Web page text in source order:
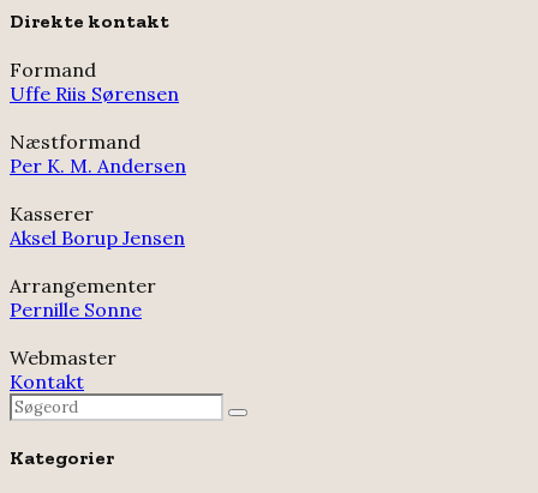
Direkte kontakt
Formand
Uffe Riis Sørensen
Næstformand
Per K. M. Andersen
Kasserer
Aksel Borup Jensen
Arrangementer
Pernille Sonne
Webmaster
Kontakt
Search
for:
Search
Kategorier